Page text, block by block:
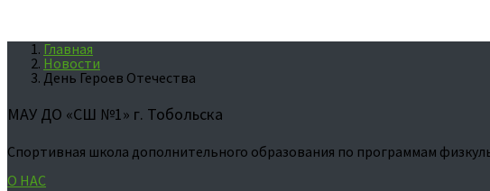
Главная
Новости
День Героев Отечества
МАУ ДО «СШ №1» г. Тобольска
Спортивная школа дополнительного образования по программам
О НАС